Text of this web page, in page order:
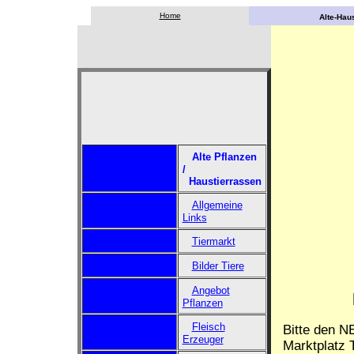
Home Alte-
Alte Pflanzen
/
Haustierrassen
Allgemeine
Links
Tiermarkt
Bilder Tiere
Angebot
Pflanzen
Fleisch
Erzeuger
Bitte den
Marktplatz